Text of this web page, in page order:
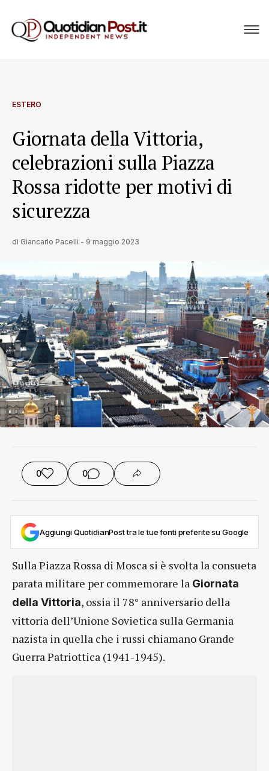
ESTERO
Giornata della Vittoria,
celebrazioni sulla Piazza
Rossa ridotte per motivi di
sicurezza
di Giancarlo Pacelli - 9 maggio 2023
0 0
Aggiungi QuotidianPost tra le tue fonti preferite su Google
Sulla Piazza Rossa di Mosca si è svolta la consueta
parata militare per commemorare la Giornata
della Vittoria, ossia il 78° anniversario della
vittoria dell’Unione Sovietica sulla Germania
nazista in quella che i russi chiamano Grande
Guerra Patriottica (1941-1945).